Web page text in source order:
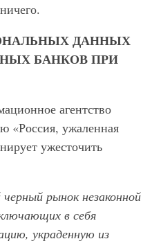
ДАННЫХ
БАНКОВ ПРИ
агентство
«Россия, ужаленная
ужесточить
рынок незаконной
в себя
украденную из